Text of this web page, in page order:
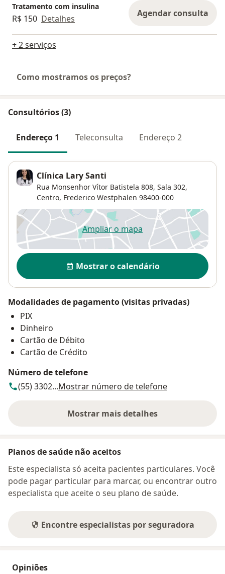
Tratamento com insulina
R$ 150 Detalhes Agendar consulta
+ 2 serviços
Como mostramos os preços?
Consultórios (3)
Endereço 1 Teleconsulta Endereço 2
Clínica Lary Santi
Rua Monsenhor Vítor Batistela 808, Sala 302,
Centro, Frederico Westphalen 98400-000
Ampliar o mapaabre num novo separador
Disponibilidade
Mostrar o calendário
Modalidades de pagamento (visitas privadas)
PIX
Dinheiro
Cartão de Débito
Cartão de Crédito
Número de telefone
(55) 3302...Mostrar número de telefone
Mostrar mais detalhes
sobre o endereço
Planos de saúde não aceitos
Este especialista só aceita pacientes particulares. Você
pode pagar particular para marcar, ou encontrar outro
especialista que aceite o seu plano de saúde.
Encontre especialistas por seguradora
Opiniões